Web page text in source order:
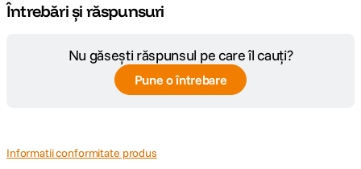
Întrebări și răspunsuri
Nu găsești răspunsul pe care îl cauți?
Pune o întrebare
Informatii conformitate produs